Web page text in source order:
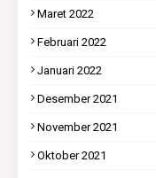
Maret 2022
Februari 2022
Januari 2022
Desember 2021
November 2021
Oktober 2021